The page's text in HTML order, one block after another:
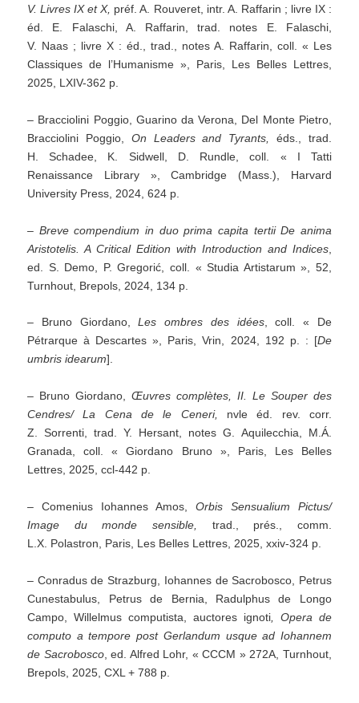
V. Livres IX et X, préf. A. Rouveret, intr. A. Raffarin ; livre IX :
éd. E. Falaschi, A. Raffarin, trad. notes E. Falaschi,
V. Naas ; livre X : éd., trad., notes A. Raffarin, coll. « Les
Classiques de l’Humanisme », Paris, Les Belles Lettres,
2025, LXIV-362 p.
– Bracciolini Poggio, Guarino da Verona, Del Monte Pietro,
Bracciolini Poggio, On Leaders and Tyrants,
éds., trad.
H. Schadee, K. Sidwell, D. Rundle, coll. « I Tatti
Renaissance Library », Cambridge (Mass.), Harvard
University Press, 2024, 624 p.
– Breve compendium in duo prima capita tertii De anima
Aristotelis.A Critical Edition with Introduction and Indices,
ed. S. Demo, P. Gregorić, coll. « Studia Artistarum », 52,
Turnhout, Brepols, 2024, 134 p.
– Bruno Giordano,Les ombres des idées, coll. « De
Pétrarque à Descartes », Paris, Vrin, 2024, 192 p. : [De
umbris idearum].
– Bruno Giordano,Œuvres complètes, II. Le Souper des
Cendres/ La Cena de le Ceneri,
nvle éd. rev. corr.
Z. Sorrenti, trad. Y. Hersant, notes G. Aquilecchia, M.Á.
Granada, coll. « Giordano Bruno », Paris, Les Belles
Lettres, 2025, ccl-442 p.
– Comenius Iohannes Amos, Orbis Sensualium Pictus/
Image du monde sensible
trad., prés., comm.
L.X. Polastron, Paris, Les Belles Lettres, 2025, xxiv-324 p.
– Conradus de Strazburg, Iohannes de Sacrobosco, Petrus
Cunestabulus, Petrus de Bernia, Radulphus de Longo
Campo, Willelmus computista, auctores ignoti, Opera de
computo a tempore post Gerlandum usque ad Iohannem
de Sacrobosco, ed. Alfred Lohr, « CCCM » 272A, Turnhout,
Brepols, 2025, CXL + 788 p.